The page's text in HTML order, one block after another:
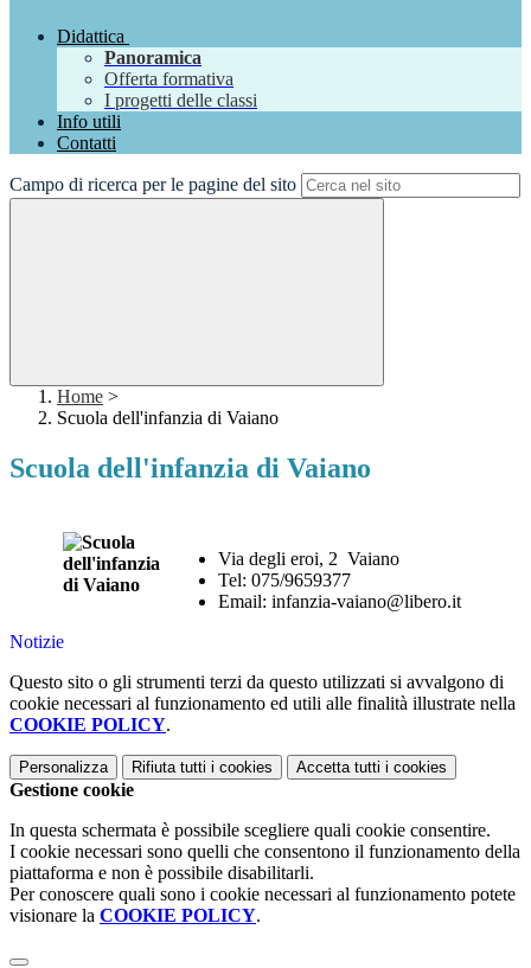
Didattica
Panoramica
Offerta formativa
I progetti delle classi
Info utili
Contatti
Campo di ricerca per le pagine del sito
Home >
Scuola dell'infanzia di Vaiano
Scuola dell'infanzia di Vaiano
Via degli eroi, 2 Vaiano
Tel: 075/9659377
Email: infanzia-vaiano@libero.it
Notizie
Questo sito o gli strumenti terzi da questo utilizzati si avvalgono di
cookie necessari al funzionamento ed utili alle finalità illustrate nella
COOKIE POLICY.
Personalizza Rifiuta tutti i cookies Accetta tutti i cookies
Gestione cookie
In questa schermata è possibile scegliere quali cookie consentire.
I cookie necessari sono quelli che consentono il funzionamento della
piattaforma e non è possibile disabilitarli.
Per conoscere quali sono i cookie necessari al funzionamento potete
visionare la COOKIE POLICY.